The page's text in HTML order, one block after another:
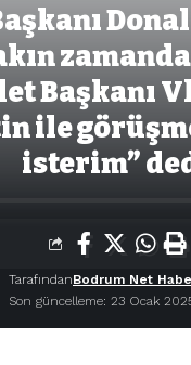
Başkanı
ile
isterim”
Son güncelleme: 23 Ocak
TarafındanBodrum Net